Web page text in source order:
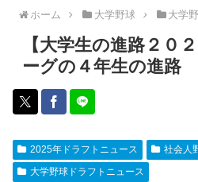
代表
代表
ホーム 大学野球 大学
【大学生の進路２０
ーグの４年生の進路
2025年ドラフトニュース
社会人
大学野球ドラフトニュース